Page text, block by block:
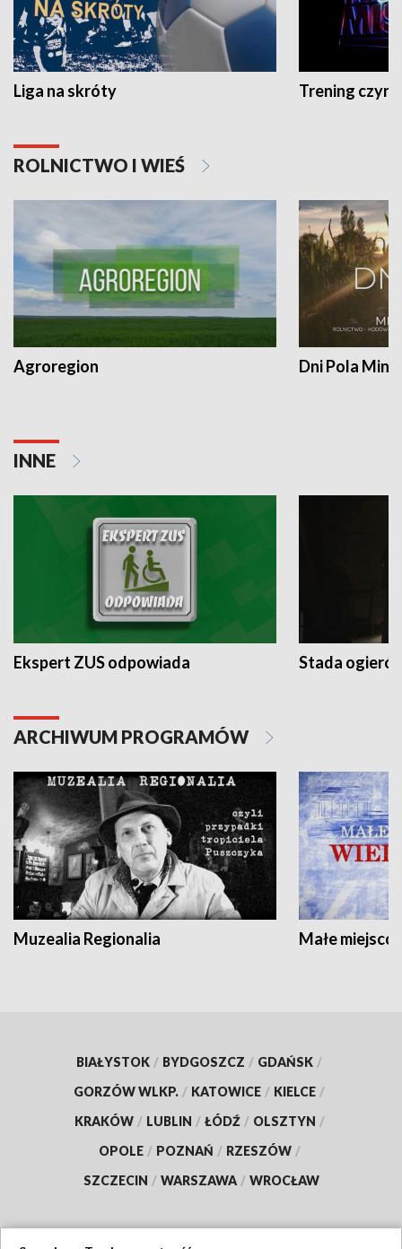
Liga na skróty Trening czyni
ROLNICTWO I WIEŚ
Agroregion Dni Pola
INNE
Ekspert ZUS odpowiada Stada
ARCHIWUM PROGRAMÓW
Muzealia Regionalia Małe
BIAŁYSTOK / BYDGOSZCZ / GDAŃSK /
GORZÓW WLKP. / KATOWICE / KIELCE /
KRAKÓW / LUBLIN / ŁÓDŹ / OLSZTYN /
OPOLE / POZNAŃ / RZESZÓW /
SZCZECIN / WARSZAWA / WROCŁAW